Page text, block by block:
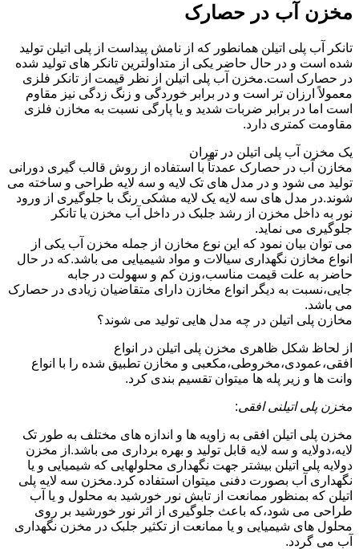
مخزن آب در حصارک
تانکر آب پلی اتیلن همانطور که از نامش پیداست از پلی اتیلن تولید
شده است و در حال حاضر یکی از متداولترین تانکر های تولید شده
در حصارک است.مخزن آب پلی اتیلن از نظر قیمت از تانکر فلزی
معمولاً ارزان تر است و در برابر خوردگی و زنگ زدگی نیز مقاوم
است اما در برابر ضربات شدید و یا پارگی نسبت به مخازن فلزی
مقاومت کمتری دارد.
یک مخزن آب پلی اتیلن در تهران
مخازن آب در حصارک عمدتاً با استفاده از روش قالب گیری دورانی
تولید می شود و در مدل های تک لایه و سه لایه طراحی و ساخته می
شوند.در مدل های سه لایه یک لایه مشکی رنگ با جلوگیری از ورود
نور به داخل مخزن از رشد جلبک در داخل آب مخزن یا تانکر
جلوگیری می نماید.
می توان بیان نمود که این نوع مخازن از جمله مخزن آب یکی از
انواع مخازن نگهداری سیالات و مواد شیمیایی می باشد.که در حال
حاضر به علت قیمت مناسب،وزن کم و سهولت در جابه
جایی،نسبت به دیگر انواع مخازن دارای متقاضیان زیادی در حصارک
می باشد.
مخازن پلی اتیلن در چه مدل هایی تولید می شوند؟
از لحاظ شکل ظاهری مخزن پلی اتیلن در انواع
افقی،عمودی،مخروطی،مکعبی و مخازن تطبیق شده را با انواع
وانت ها و زیر پله ها میتوان تقسیم بندی کرد.
مخزن پلی اتیلنی افقی:
مخزن پلی اتیلن افقی به زاویه ها و اندازه های مختلف به طور تک
لایه،دولایه و سه لایه قابل تولید و بهره برداری می باشد.از مخزن
دولایه پلی اتیلن بیشتر جهت نگهداری محلولهایی که شیمیایی و یا
نگهداری آب بصورت دفنی میتوان استفاده کرد.مخزن سه لایه پلی
اتیلن که بمنظور ممانعت از تابش نور خورشید به محلول و یا آب
طراحی می شود،که باعث جلوگیری از اثر نور خورشید بر روی
محلول های شیمیایی و یا ممانعت از تکثیر جلبک در مخزن نگهداری
آب می گردد.